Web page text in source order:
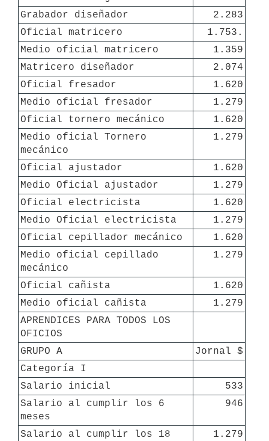
Grabador diseñador
2.283
Oficial matricero
1.753.
Medio oficial matricero
1.359
Matricero diseñador
2.074
Oficial fresador
1.620
Medio oficial fresador
1.279
Oficial tornero mecánico
1.620
Medio oficial Tornero
mecánico
1.279
Oficial ajustador
1.620
Medio Oficial ajustador
1.279
Oficial electricista
1.620
Medio Oficial electricista
1.279
Oficial cepillador mecánico
1.620
Medio oficial cepillado
mecánico
1.279
Oficial cañista
1.620
Medio oficial cañista
1.279
APRENDICES PARA TODOS LOS
OFICIOS
GRUPO A
Jornal $
Categoría I
Salario inicial
533
Salario al cumplir los 6
meses
946
Salario al cumplir los 18
1.279